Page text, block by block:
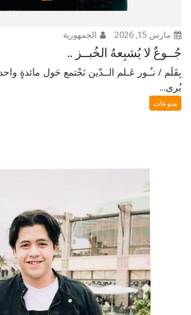
مارس 15, 2026 الجمهورية
جُــوعٌ لا يُشبِعهُ الخُبــز ..
بِقَلَم / نـُـور عَـلم الــدّين نَجْتمع حَول مائدةٍ
يُرى...
منوعات